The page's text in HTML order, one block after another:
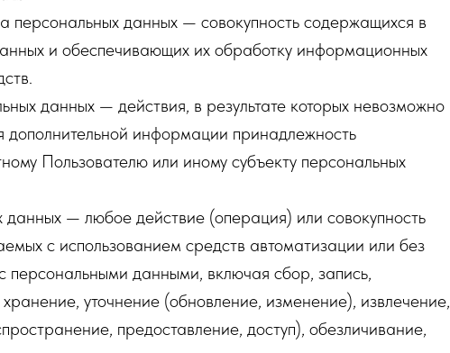
данных — совокупность содержащихся в
и обеспечивающих их обработку информационных
данных — действия, в результате которых невозможно
дополнительной информации принадлежность
Пользователю или иному субъекту персональных
— любое действие (операция) или совокупность
с использованием средств автоматизации или без
персональными данными, включая сбор, запись,
уточнение (обновление, изменение), извлечение,
предоставление, доступ), обезличивание,